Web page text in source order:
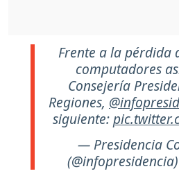
Frente a la pérdida
computadores
Consejería
Regiones,
siguiente:
— Presidencia
(@infopresidencia)